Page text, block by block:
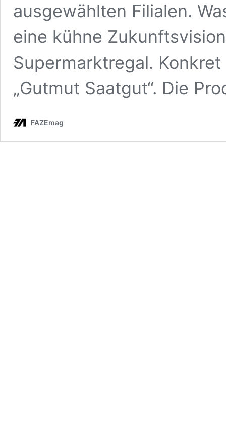
ausgewählten Filialen.
eine kühne
Supermarktregal.
„Gutmut Saatgut“. Die
FAZEmag